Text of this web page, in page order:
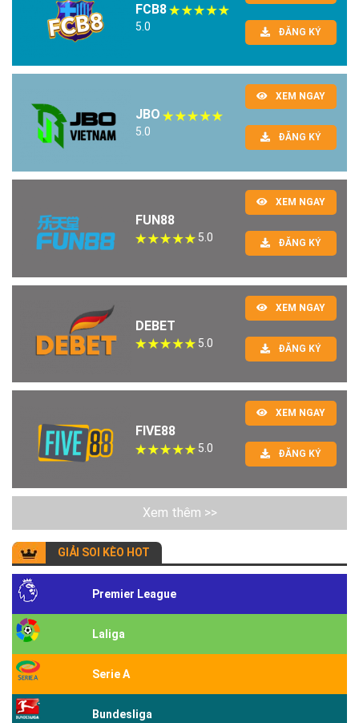
FCB8
5.0 ĐĂNG KÝ
JBO
5.0
XEM NGAY
ĐĂNG KÝ
FUN88
5.0
XEM NGAY
ĐĂNG KÝ
DEBET
5.0
XEM NGAY
ĐĂNG KÝ
FIVE88
5.0
XEM NGAY
ĐĂNG KÝ
Xem thêm >>
GIẢI SOI KÈO HOT
Premier League
Laliga
Serie A
Bundesliga